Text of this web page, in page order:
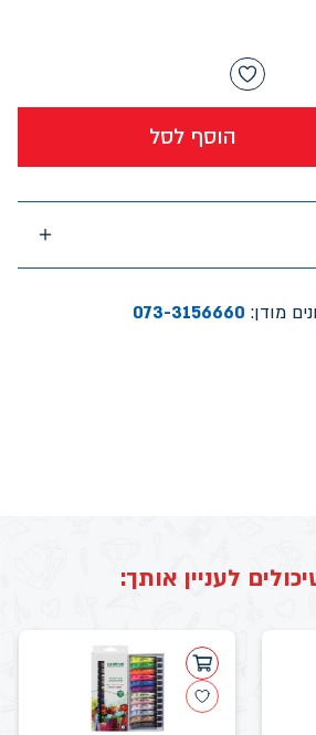
הוסף לסל
מודן: 073-3156660
לעניין אותך: